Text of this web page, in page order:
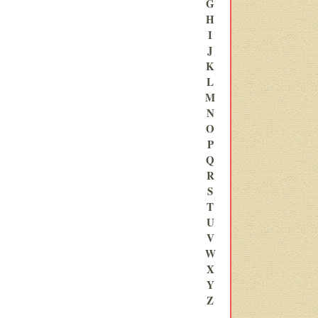
G
H
I
J
K
L
M
N
O
P
Q
R
S
T
U
V
W
X
Y
Z